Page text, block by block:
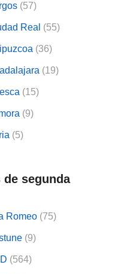
(57)
Real (55)
(36)
(19)
(15)
(9)
(5)
segunda
Romeo (75)
(9)
(564)